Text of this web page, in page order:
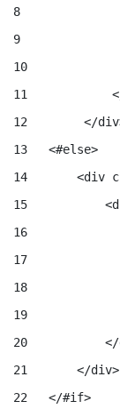
8
9
10
11
12
</
13
   <#else>
14
<div
15
16
17
18
19
20
21
       </div>
22
   </#if>